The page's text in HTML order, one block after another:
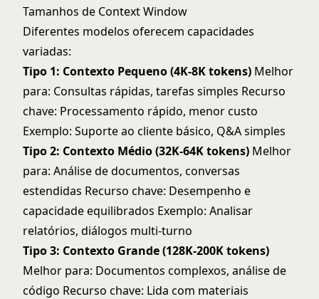
Tamanhos de Context Window
Diferentes modelos oferecem capacidades
variadas:
Tipo 1: Contexto Pequeno (4K-8K tokens) Melhor
para: Consultas rápidas, tarefas simples Recurso
chave: Processamento rápido, menor custo
Exemplo: Suporte ao cliente básico, Q&A simples
Tipo 2: Contexto Médio (32K-64K tokens) Melhor
para: Análise de documentos, conversas
estendidas Recurso chave: Desempenho e
capacidade equilibrados Exemplo: Analisar
relatórios, diálogos multi-turno
Tipo 3: Contexto Grande (128K-200K tokens)
Melhor para: Documentos complexos, análise de
código Recurso chave: Lida com materiais